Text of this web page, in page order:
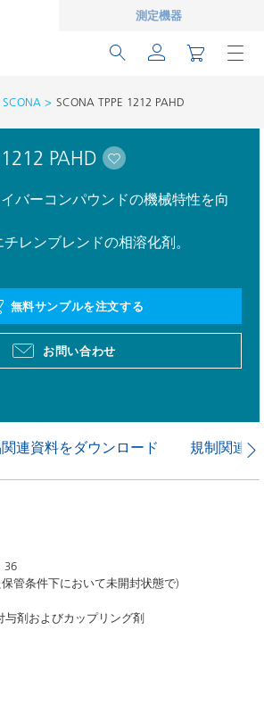
測定機器
SCONA SCONA TPPE 1212 PAHD
PAHD
バーコンパウンドの機械特性を向
レンブレンドの相溶化剤。
無料サンプルを注文する
お問い合わせ
連資料をダウンロード 規制関連
36
管条件下において未開封状態で)
与剤およびカップリング剤